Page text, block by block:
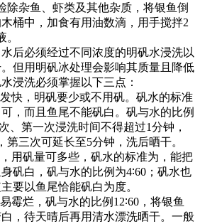
除杂鱼、虾类及其他杂质，将银鱼倒
桶中，加食有用油数滴，用手搅拌2
后必须经过不同浓度的明矾水浸洗以
但用明矾冰处理会影响其质量且降低
浸洗必须掌握以下三点：
快，明矾要少或不用矾。矾水的标准
，而且鱼尾不能矾白。矾与水的比例
、第一次浸洗时间不得超过1分钟，
第三次可延长至5分钟，洗后晒干。
用矾量可多些，矾水的标准为，能把
矾白，矾与水的比例为4∶60 ；矾水也
要以鱼尾恰能矾白为度。
霉烂，矾与水的比例 12∶60 ，将银鱼
，待天晴后再用清水漂洗晒干。一般